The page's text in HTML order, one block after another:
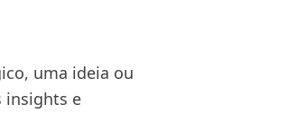
uma ideia ou
insights e